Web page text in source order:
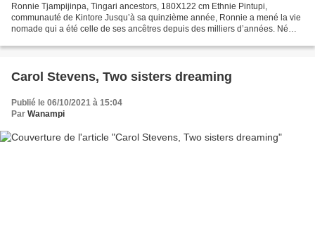
Ronnie Tjampijinpa, Tingari ancestors, 180X122 cm Ethnie Pintupi,
communauté de Kintore Jusqu’à sa quinzième année, Ronnie a mené la vie
nomade qui a été celle de ses ancêtres depuis des milliers d’années. Né
Carol Stevens, Two sisters dreaming
Publié le 06/10/2021 à 15:04
Par Wanampi